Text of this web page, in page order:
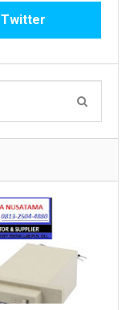
Twitter